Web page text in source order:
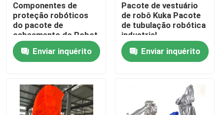
Controle de qualidade
Contacte-nos
Casos
Componentes de
proteção robóticos
do pacote de
cabeamento do Robot
Dress Pack
Enviar inquérito
Pacote de vestuário
de robô Kuka Pacote
de tubulação robótica
industrial
Enviar inquérito